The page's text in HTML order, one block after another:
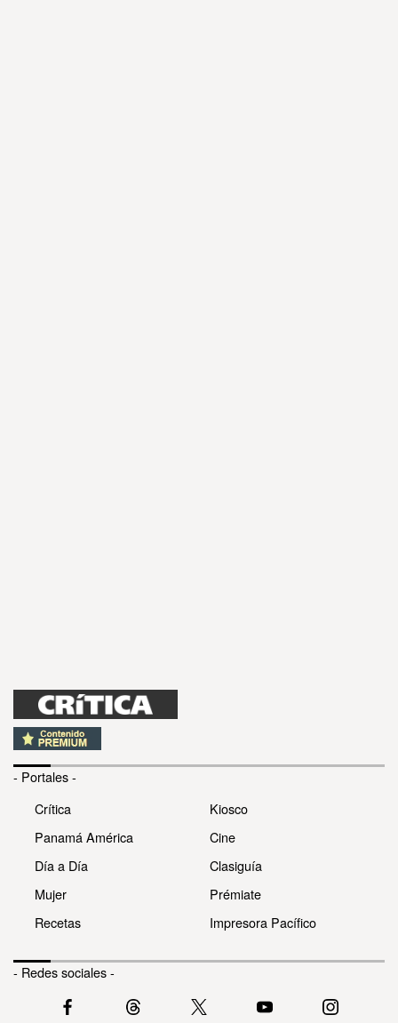
- Portales -
Crítica
Panamá América
Día a Día
Mujer
Recetas
Kiosco
Cine
Clasiguía
Prémiate
Impresora Pacífico
- Redes sociales -